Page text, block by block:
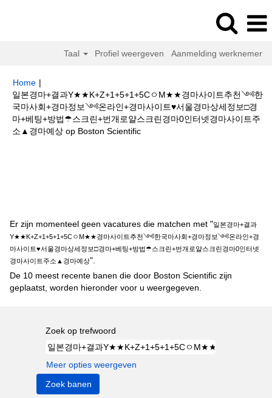
Taal Profiel weergeven Aanmelding werknemer
Home |
일본경마+결과Y★★K+Z+1+5+1+5CㅇM★★경마사이트추천༺한
국마사회+경마정보༺온라인+경마사이트♥서울경마상세정보□경
마+베팅+방법☂스크린+번개로얄스크린경마0인터넷경마사이트주
소▲경마예상 op Boston Scientific(huidige
Er zijn momenteel geen vacatures die matchen met "일본경마+결과
Y★★K+Z+1+5+1+5CㅇM★★경마사이트추천༺한국마사회+경마정보༺온라인+경
마사이트♥서울경마상세정보□경마+베팅+방법☂스크린+번개로얄스크린경마0인터넷
경마사이트주소▲경마예상".
De 10 meest recente banen die door Boston Scientific zijn
geplaatst, worden hieronder voor u weergegeven.
Zoek op trefwoord
Meer opties weergeven